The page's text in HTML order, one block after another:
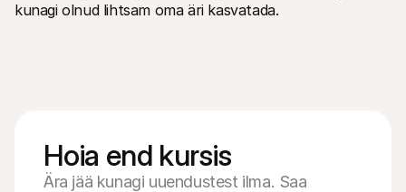
kunagi olnud lihtsam oma äri kasvatada.
Hoia end kursis
Ära jää kunagi uuendustest ilma. Saa